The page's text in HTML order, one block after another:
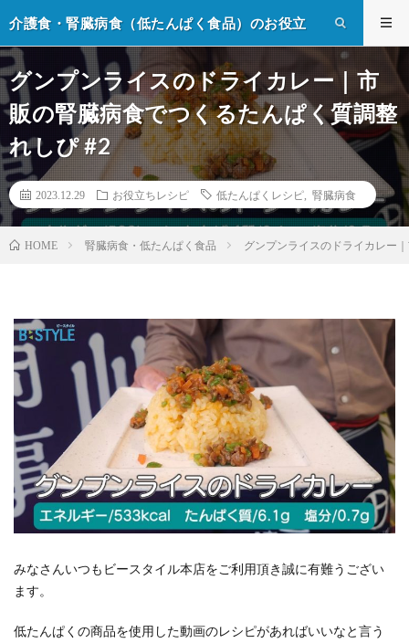
介護食・腎臓病食（低たんぱく食品）のお役立
グンプンライスのドライカレー｜市
販の腎臓病食でつくるたんぱく質調整
れしぴ #2
2023.12.29 お役立ちレシピ 低たんぱくレシピ 腎臓病食
HOME 腎臓病食・低たんぱく食品 グンプンライスのドライカレー
みなさんいつもビースタイル本店をご利用頂き誠に有難うござい
ます。
低たんぱくの商品を使用した動画のレシピがあればいいなと言う